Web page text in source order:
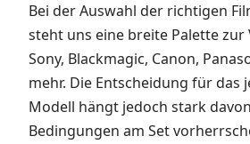
Bei der Auswahl der richtigen
steht uns eine breite Palette zur
Sony, Blackmagic, Canon,
mehr. Die Entscheidung für das
Modell hängt jedoch stark
Bedingungen am Set